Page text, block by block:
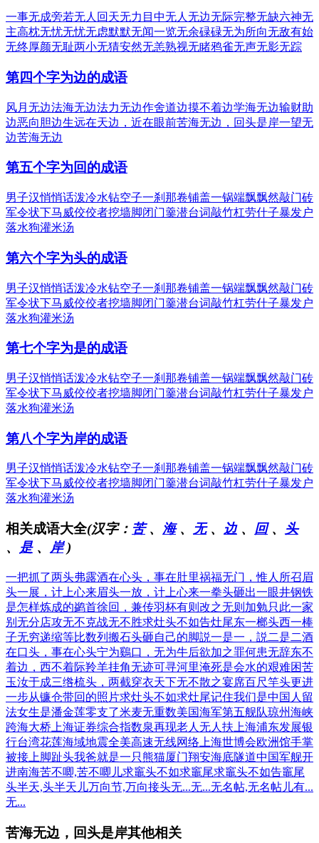
一事无成旁若无人 回天无力 目中无人 无边无际完整无缺六神无
主高枕无忧无忧无虑默默无闻一览无余碌碌无为所向无敌有始
无终厚颜无耻两小无猜安然无恙熟视无睹鸦雀无声无影无踪
第四个字为边的成语
风月无边法海无边法力无边作舍道边摸不着边学海无边输财助
边恶向胆边生远在天边，近在眼前苦海无边，回头是岸一望无
边苦海无边
第五个字为回的成语
男子汉悄悄话泼冷水钻空子一刹那卷铺盖一锅端飘飘然敲门砖
军令状下马威佼佼者挖墙脚闭门羹潜台词敲竹杠劳什子暴发户
落水狗灌米汤
第六个字为头的成语
男子汉悄悄话泼冷水钻空子一刹那卷铺盖一锅端飘飘然敲门砖
军令状下马威佼佼者挖墙脚闭门羹潜台词敲竹杠劳什子暴发户
落水狗灌米汤
第七个字为是的成语
男子汉悄悄话泼冷水钻空子一刹那卷铺盖一锅端飘飘然敲门砖
军令状下马威佼佼者挖墙脚闭门羹潜台词敲竹杠劳什子暴发户
落水狗灌米汤
第八个字为岸的成语
男子汉悄悄话泼冷水钻空子一刹那卷铺盖一锅端飘飘然敲门砖
军令状下马威佼佼者挖墙脚闭门羹潜台词敲竹杠劳什子暴发户
落水狗灌米汤
相关成语大全(汉字： 苦、 海、 无、 边、 回、 头
、 是、 岸)
一把抓了两头弗露酒在心头，事在肚里祸福无门，惟人所召眉
头一展，计上心来眉头一放，计上心来一拳头砸出一眼井钢铁
是怎样炼成的鹢首徐回，兼传羽杯有则改之无则加勉只此一家
别无分店攻无不克战无不胜求灶头不如告灶尾东一榔头西一棒
子无穷递缩等比数列 搬石头砸自己的脚説一是一，説二是二酒
在口头，事在心头宁为鷄口，无为牛后欲加之罪何患无辞东不
着边，西不着际羚羊挂角无迹可寻河里淹死是会水的艰难困苦
玉汝于成三绺梳头，两截穿衣天下无不散之宴席百尺竿头更进
一步从镰仓带回的照片求灶头不如求灶尾记住我们是中国人 留
法女生是潘金莲零支了米麦无重数美国海军第五舰队琼州海峡
跨海大桥 上海证券综合指数泉再现老人无人扶 上海浦东发展银
行台湾花莲海域地震全美高速无线网络 上海世博会欧洲馆手掌
被接上脚趾头我爸就是一只熊猫厦门翔安海底隧道中国军舰开
进南海苦不唧,苦不唧儿求竈头不如求竈尾求竈头不如告竈尾
头半天,头半天儿万向节,万向接头无...无...无名帖,无名帖儿有...
无...
苦海无边，回头是岸其他相关